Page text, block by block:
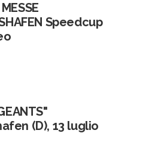
Speedcup
(D), 13 luglio